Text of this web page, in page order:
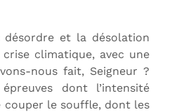
désordre et la désolation
climatique, avec une
nous fait, Seigneur ?
dont l’intensité
couper le souffle, dont les